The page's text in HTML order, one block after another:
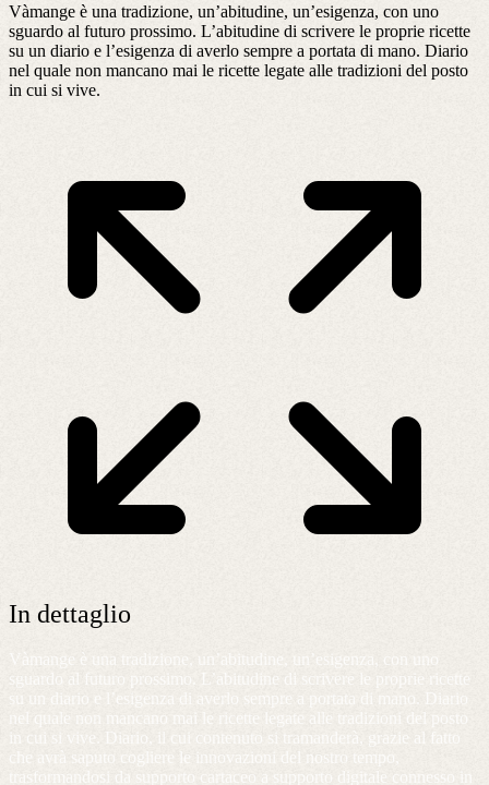
Vàmange è una tradizione, un’abitudine, un’esigenza, con uno
sguardo al futuro prossimo. L’abitudine di scrivere le proprie ricette
su un diario e l’esigenza di averlo sempre a portata di mano. Diario
nel quale non mancano mai le ricette legate alle tradizioni del posto
in cui si vive.
In dettaglio
Vàmange è una tradizione, un’abitudine, un’esigenza, con uno
sguardo al futuro prossimo. L’abitudine di scrivere le proprie ricette
su un diario e l’esigenza di averlo sempre a portata di mano. Diario
nel quale non mancano mai le ricette legate alle tradizioni del posto
in cui si vive. Diario, il cui contenuto si tramanderà, grazie al fatto
che avrà saputo cogliere le innovazioni del nostro tempo,
trasformandosi da supporto cartaceo a supporto digitale connesso in